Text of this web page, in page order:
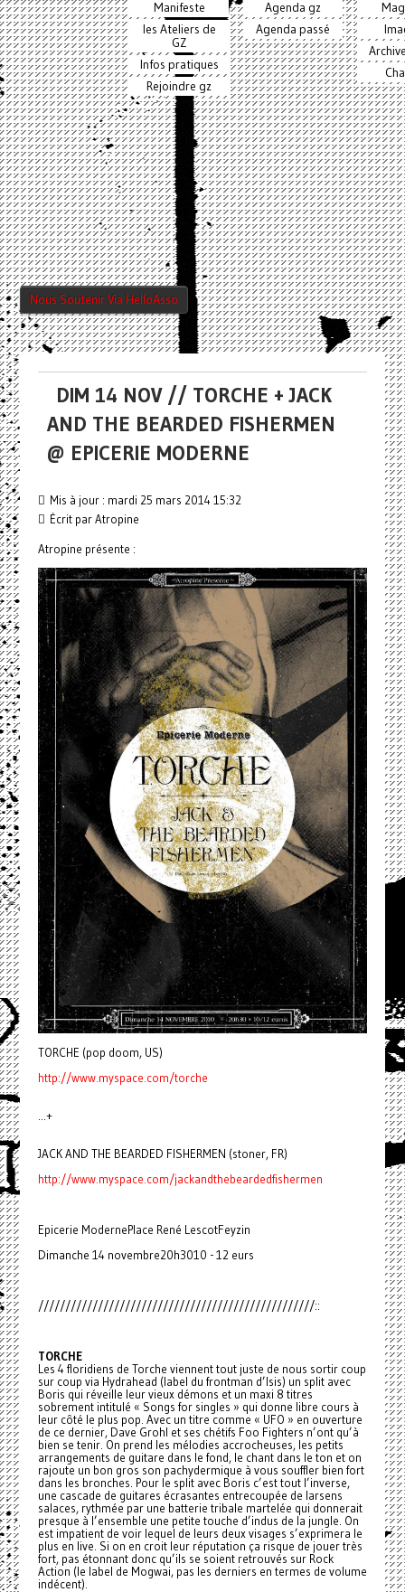
Manifeste
les Ateliers de
GZ
Infos pratiques
Rejoindre gz
Agenda gz
Agenda passé
Nous Soutenir Via HelloAsso
DIM 14 NOV // TORCHE + JACK
AND THE BEARDED FISHERMEN
@ EPICERIE MODERNE
Mis à jour : mardi 25 mars 2014 15:32
Écrit par Atropine
Atropine présente :
TORCHE (pop doom, US)
http://www.myspace.com/torche
...+
JACK AND THE BEARDED FISHERMEN (stoner, FR)
http://www.myspace.com/jackandthebeardedfishermen
Epicerie ModernePlace René LescotFeyzin
Dimanche 14 novembre20h3010 - 12 eurs
///////////////////////////////////////////////////::
TORCHE
Les 4 floridiens de Torche viennent tout juste de nous sortir coup
sur coup via Hydrahead (label du frontman d’Isis) un split avec
Boris qui réveille leur vieux démons et un maxi 8 titres
sobrement intitulé « Songs for singles » qui donne libre cours à
leur côté le plus pop. Avec un titre comme « UFO » en ouverture
de ce dernier, Dave Grohl et ses chétifs Foo Fighters n’ont qu’à
bien se tenir. On prend les mélodies accrocheuses, les petits
arrangements de guitare dans le fond, le chant dans le ton et on
rajoute un bon gros son pachydermique à vous souffler bien fort
dans les bronches. Pour le split avec Boris c’est tout l’inverse,
une cascade de guitares écrasantes entrecoupée de larsens
salaces, rythmée par une batterie tribale martelée qui donnerait
presque à l’ensemble une petite touche d’indus de la jungle. On
est impatient de voir lequel de leurs deux visages s’exprimera le
plus en live. Si on en croit leur réputation ça risque de jouer très
fort, pas étonnant donc qu’ils se soient retrouvés sur Rock
Action (le label de Mogwai, pas les derniers en termes de volume
indécent).